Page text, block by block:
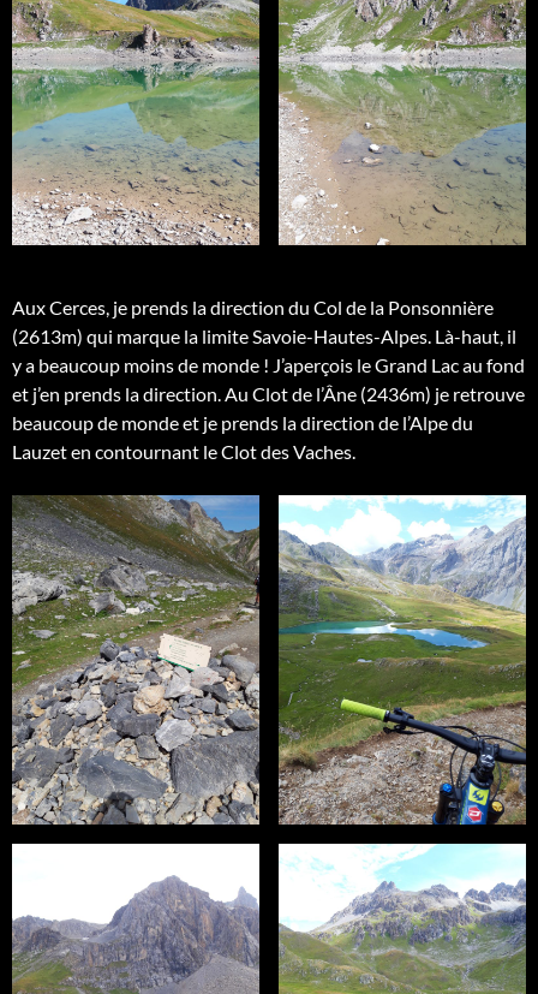
Aux Cerces, je prends la direction du Col de la Ponsonnière
(2613m) qui marque la limite Savoie-Hautes-Alpes. Là-haut, il
y a beaucoup moins de monde ! J’aperçois le Grand Lac au fond
et j’en prends la direction. Au Clot de l’Âne (2436m) je retrouve
beaucoup de monde et je prends la direction de l’Alpe du
Lauzet en contournant le Clot des Vaches.